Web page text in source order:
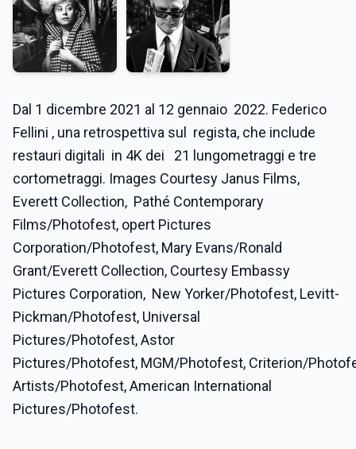
Dal 1 dicembre 2021 al 12 gennaio 2022. Federico
Fellini , una retrospettiva sul regista, che include
restauri digitali in 4K dei 21 lungometraggi e tre
cortometraggi. Images Courtesy Janus Films,
Everett Collection, Pathé Contemporary
Films/Photofest, opert Pictures
Corporation/Photofest, Mary Evans/Ronald
Grant/Everett Collection, Courtesy Embassy
Pictures Corporation, New Yorker/Photofest, Levitt-
Pickman/Photofest, Universal
Pictures/Photofest, Astor
Pictures/Photofest, MGM/Photofest, Criterion/
Artists/Photofest, American International
Pictures/Photofest.